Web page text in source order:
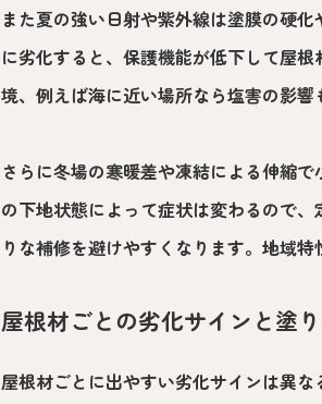
また夏の強い日射や紫外線は塗膜の硬
に劣化すると、保護機能が低下して屋
境、例えば海に近い場所なら塩害の影響
さらに冬場の寒暖差や凍結による伸縮
の下地状態によって症状は変わるので
りな補修を避けやすくなります。地域
屋根材ごとの劣化サインと塗
屋根材ごとに出やすい劣化サインは異